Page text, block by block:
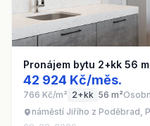
Pronájem bytu 2+kk 56
42 924 Kč/měs.
766 Kč/m² 2+kk 56 m²
náměstí Jiřího z Poděbrad,